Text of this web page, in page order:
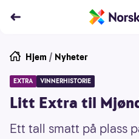
Hjem / Nyheter
EXTRA VINNERHISTORIE
Litt Extra til
Ett tall smatt på plass